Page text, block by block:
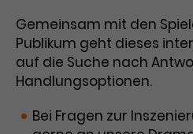
Gemeinsam mit den
Publikum geht dieses
auf die Suche nach
Handlungsoptionen.
Bei Fragen zur